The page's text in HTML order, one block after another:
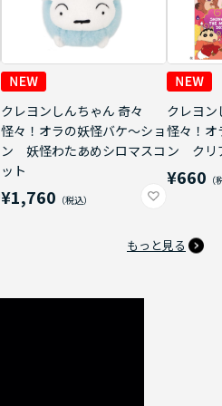
クレヨンしんちゃん 奇々
怪々！オラの妖怪バケ～ショ
ン 妖怪わたあめシロマスコ
ット
¥1,760
クレヨン
怪々！オ
ン クリ
¥660
もっと見る